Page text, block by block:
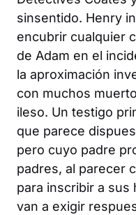
sinsentido. Henry
encubrir cualquier
de Adam en el
la aproximación
con muchos
ileso. Un testigo
que parece
pero cuyo padre
padres, al parecer
para inscribir a sus
van a exigir